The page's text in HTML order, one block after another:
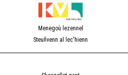
Menegoù lezennel
Steuñvenn al lec'hienn